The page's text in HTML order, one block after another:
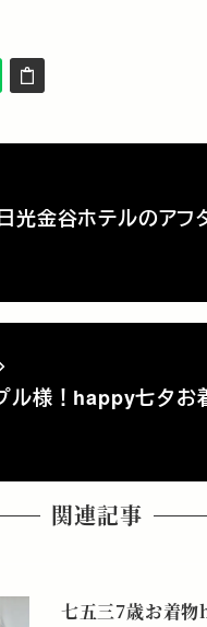
光金谷ホテルのアフ
ル様！happy七夕お
関連記事
七五三7歳お着